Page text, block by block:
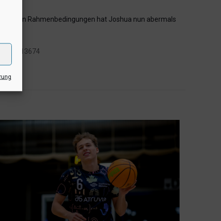
Rahmenbedingungen hat Joshua nun abermals
1113674